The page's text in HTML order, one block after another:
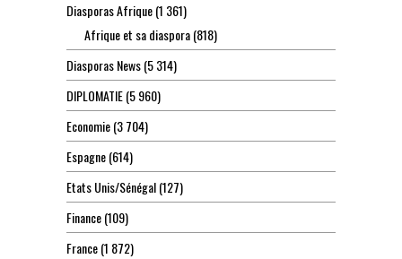
Diasporas Afrique(1 361)
Afrique et sa diaspora(818)
Diasporas News(5 314)
DIPLOMATIE(5 960)
Economie(3 704)
Espagne(614)
Etats Unis/Sénégal(127)
Finance(109)
France(1 872)